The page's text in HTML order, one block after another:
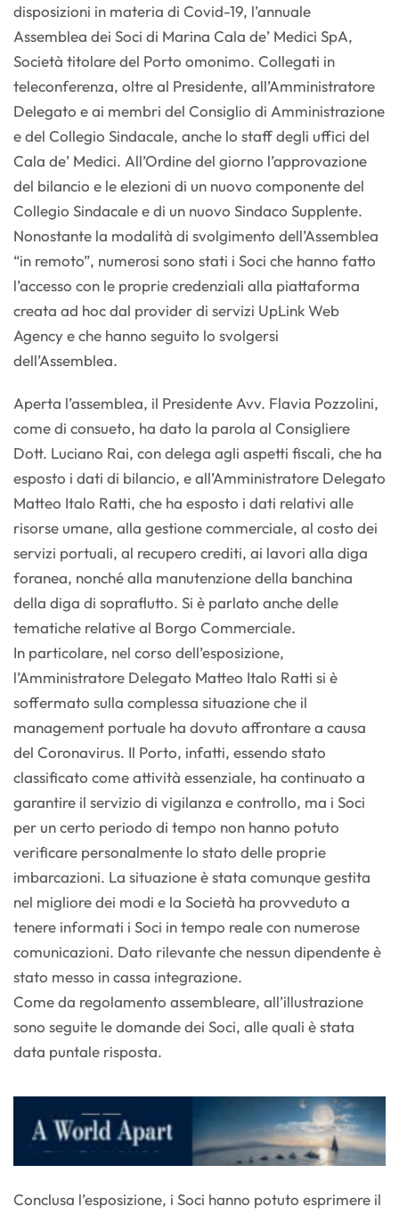
disposizioni in materia di Covid-19, l’annuale
Assemblea dei Soci di Marina Cala de’ Medici SpA,
Società titolare del Porto omonimo. Collegati in
teleconferenza, oltre al Presidente, all’Amministratore
Delegato e ai membri del Consiglio di Amministrazione
e del Collegio Sindacale, anche lo staff degli uffici del
Cala de’ Medici. All’Ordine del giorno l’approvazione
del bilancio e le elezioni di un nuovo componente del
Collegio Sindacale e di un nuovo Sindaco Supplente.
Nonostante la modalità di svolgimento dell’Assemblea
“in remoto”, numerosi sono stati i Soci che hanno fatto
l’accesso con le proprie credenziali alla piattaforma
creata ad hoc dal provider di servizi UpLink Web
Agency e che hanno seguito lo svolgersi
dell’Assemblea.
Aperta l’assemblea, il Presidente Avv. Flavia Pozzolini,
come di consueto, ha dato la parola al Consigliere
Dott. Luciano Rai, con delega agli aspetti fiscali, che ha
esposto i dati di bilancio, e all’Amministratore Delegato
Matteo Italo Ratti, che ha esposto i dati relativi alle
risorse umane, alla gestione commerciale, al costo dei
servizi portuali, al recupero crediti, ai lavori alla diga
foranea, nonché alla manutenzione della banchina
della diga di sopraflutto. Si è parlato anche delle
tematiche relative al Borgo Commerciale.
In particolare, nel corso dell’esposizione,
l’Amministratore Delegato Matteo Italo Ratti si è
soffermato sulla complessa situazione che il
management portuale ha dovuto affrontare a causa
del Coronavirus. Il Porto, infatti, essendo stato
classificato come attività essenziale, ha continuato a
garantire il servizio di vigilanza e controllo, ma i Soci
per un certo periodo di tempo non hanno potuto
verificare personalmente lo stato delle proprie
imbarcazioni. La situazione è stata comunque gestita
nel migliore dei modi e la Società ha provveduto a
tenere informati i Soci in tempo reale con numerose
comunicazioni. Dato rilevante che nessun dipendente è
stato messo in cassa integrazione.
Come da regolamento assembleare, all’illustrazione
sono seguite le domande dei Soci, alle quali è stata
data puntale risposta.
Conclusa l’esposizione, i Soci hanno potuto esprimere il